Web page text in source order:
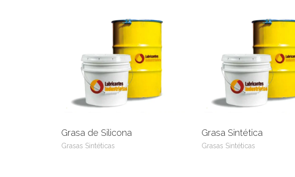
Leer más
Grasa de Silicona
Grasas Sintéticas
Leer más
Grasa Sintética
Grasas Sintéticas